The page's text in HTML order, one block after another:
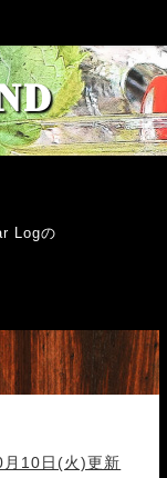
Logの
10日(火)更新